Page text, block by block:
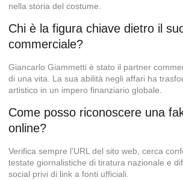
nella storia del costume.
Chi è la figura chiave dietro il
commerciale?
Giancarlo Giammetti è stato il partner
di una vita. La sua abilità negli affari ha
artistico in un impero finanziario globale.
Come posso riconoscere una
online?
Verifica sempre l’URL del sito web, cerca
testate giornalistiche di tiratura nazionale e
social privi di link a fonti ufficiali.